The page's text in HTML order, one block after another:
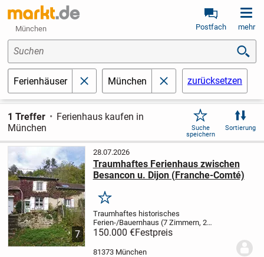
München Postfach mehr
Suchen
Ferienhäuser schließenMünchen schließenzurücksetzen
1 Treffer
Ferienhaus kaufen in
München
Suche
speichern
Sortierung
7
28.07.2026
Traumhaftes Ferienhaus zwischen
Besancon u. Dijon (Franche-Comté)
Merken
Traumhaftes historisches
Ferien-/Bauernhaus (7 Zimmern, 2
Badezimmer) Nähe Langres / Vesoul /
Besancon / Dijon (Frankreich - Franche-
Comte) Stilvolles Liebhaber-Bauernhaus
150.000 €Festpreis
81373 München